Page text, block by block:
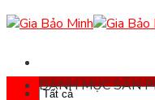
Skip
to
DANH MỤC SẢN